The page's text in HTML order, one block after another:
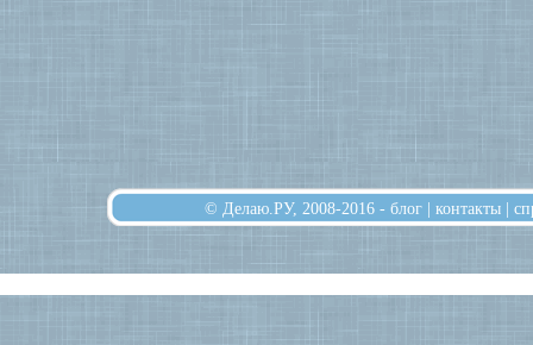
© Делаю.РУ, 2008-2016 - блог | контакты |